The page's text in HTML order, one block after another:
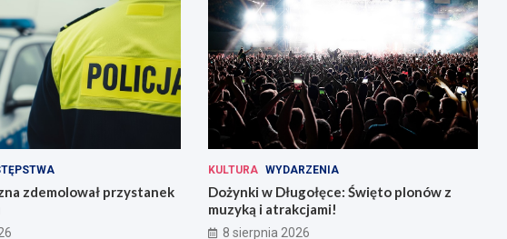
zdemolował przystanek
KULTURA WYDARZENIA
Dożynki w Długołęce: Święto plonów z
muzyką i atrakcjami!
8 sierpnia 2026